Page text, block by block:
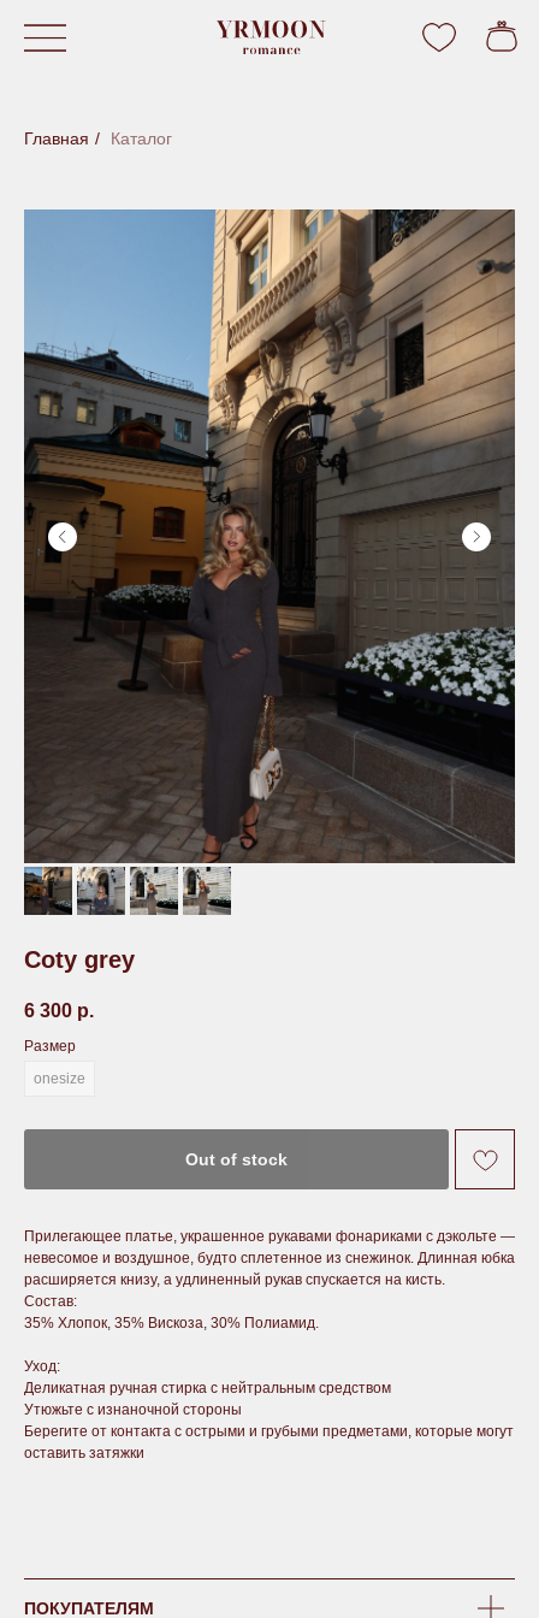
Главная / Каталог
Coty grey
6 300 р.
Размер
onesize
Out of stock
Прилегающее платье, украшенное рукавами фонариками с дэкольте —
невесомое и воздушное, будто сплетенное из снежинок. Длинная юбка
расширяется книзу, а удлиненный рукав спускается на кисть.
Состав:
35% Хлопок, 35% Вискоза, 30% Полиамид.
Уход:
Деликатная ручная стирка с нейтральным средством
Утюжьте с изнаночной стороны
Берегите от контакта с острыми и грубыми предметами, которые могут
оставить затяжки
ПОКУПАТЕЛЯМ